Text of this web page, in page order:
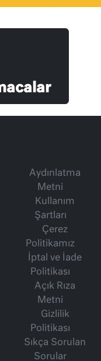
Aydınlatma
Metni
Kullanım
Şartları
Çerez
Politikamız
İptal ve İade
Politikası
Açık Rıza
Metni
Gizlilik
Politikası
Sıkça Sorulan
Sorular